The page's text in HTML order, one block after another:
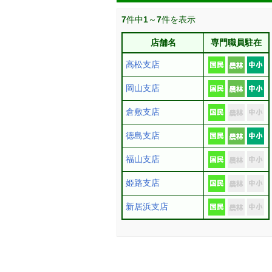
7件中1～7件を表示
店舗名 専門職員駐在
高松支店
岡山支店
倉敷支店
徳島支店
福山支店
姫路支店
新居浜支店